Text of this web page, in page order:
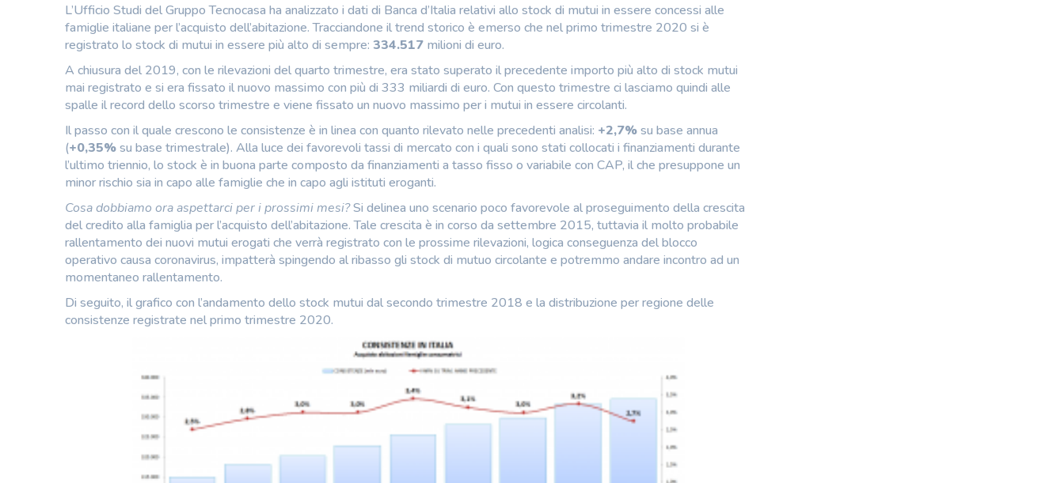
L’Ufficio Studi del Gruppo Tecnocasa ha analizzato i dati di Banca d’Italia relativi allo stock di mutui in essere concessi alle
famiglie italiane per l’acquisto dell’abitazione. Tracciandone il trend storico è emerso che nel primo trimestre 2020 si è
registrato lo stock di mutui in essere più alto di sempre: 334.517 milioni di euro.
A chiusura del 2019, con le rilevazioni del quarto trimestre, era stato superato il precedente importo più alto di stock mutui
mai registrato e si era fissato il nuovo massimo con più di 333 miliardi di euro. Con questo trimestre ci lasciamo quindi alle
spalle il record dello scorso trimestre e viene fissato un nuovo massimo per i mutui in essere circolanti.
Il passo con il quale crescono le consistenze è in linea con quanto rilevato nelle precedenti analisi: +2,7%su base annua
(+0,35%su base trimestrale). Alla luce dei favorevoli tassi di mercato con i quali sono stati collocati i finanziamenti durante
l’ultimo triennio, lo stock è in buona parte composto da finanziamenti a tasso fisso o variabile con CAP, il che presuppone un
minor rischio sia in capo alle famiglie che in capo agli istituti eroganti.
Cosa dobbiamo ora aspettarci per i prossimi mesi?Si delinea uno scenario poco favorevole al proseguimento della crescita
del credito alla famiglia per l’acquisto dell’abitazione. Tale crescita è in corso da settembre 2015, tuttavia il molto probabile
rallentamento dei nuovi mutui erogati che verrà registrato con le prossime rilevazioni, logica conseguenza del blocco
operativo causa coronavirus, impatterà spingendo al ribasso gli stock di mutuo circolante e potremmo andare incontro ad un
momentaneo rallentamento.
Di seguito, il grafico con l’andamento dello stock mutui dal secondo trimestre 2018 e la distribuzione per regione delle
consistenze registrate nel primo trimestre 2020.